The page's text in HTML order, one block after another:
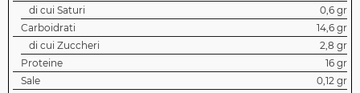
di cui Saturi
0,6 gr
Carboidrati
14,6 gr
di cui Zuccheri
2,8 gr
Proteine
16 gr
Sale
0,12 gr